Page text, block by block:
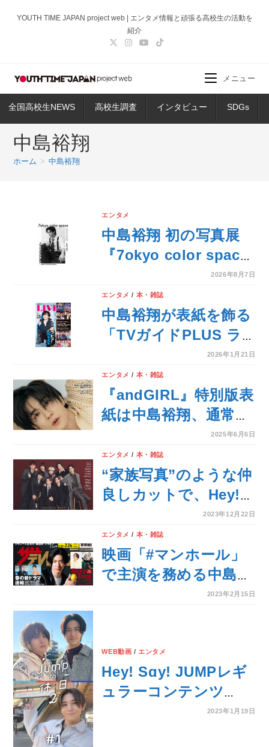
ス
ッ
YOUTH TIME JAPAN project web | エンタメ情報と頑張る高校生の活動を
紹介
全国高校生NEWS 高校生調査 インタビュー SDGs
メニュー
中島裕翔
ホーム > 中島裕翔
エンタメ
中島裕翔 初の写真展
『7okyo color space/
#COT7DF～』が本日
より開催！「MEN’S
NON-NO」と組み「ソ
ニーイメージングギャ
ラリー 銀座」にて新
作を発表！
2026年8月7日
エンタメ / 本・雑誌
中島裕翔が表紙を飾る
「TVガイドPLUS ラ
イブスペシャル
2026」2025年後半か
ら2026年にかけての
ライブリポートを一挙
2026年1月21日
エンタメ / 本・雑誌
『andGIRL』特別版表
紙は中島裕翔、通常版
表紙は出口夏希が登
場！
2025年6月6日
エンタメ / 本・雑誌
“家族写真”のような仲
良しカットで、Hey!
GINGER2・3月合併号
表紙についに登場！
2023年12月22日
エンタメ / 本・雑誌
映画「#マンホール」
で主演を務める中島裕
翔が表紙に登場！
発表リポートや美 少
年らジャニーズJr.3グ
ループの“銀世界”グラ
2023年2月15日
WEB動画 / エンタメ
Hey! Sɑy! JUMPレギ
ュラーコンテンツ
JUMP in smash.2nd
2023年1月19日